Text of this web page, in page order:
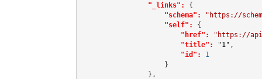
"_links":
{
"schema":
"https://
"self":
{
"href":
"https://
"title":
"1" ,
"id":
1
                    }
                },